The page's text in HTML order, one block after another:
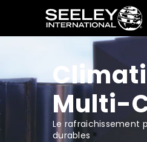
Multi-
Le rafraichissement
durables